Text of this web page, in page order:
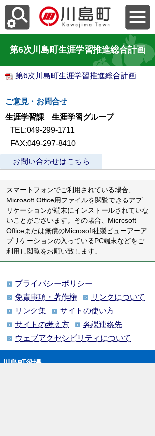
第6次川島町生涯学習推進総合計画
第6次川島町生涯学習推進総合計画
ご意見・お問合せ
生涯学習課 生涯学習グループ
TEL:049-299-1711
FAX:049-297-8410
お問い合わせはこちら
スマートフォンでご利用されている場合、
Microsoft Office用ファイルを閲覧できるアプ
リケーションが端末にインストールされていな
いことがございます。その場合、Microsoft
Officeまたは無償のMicrosoft社製ビューアーア
プリケーションの入っているPC端末などをご
利用し閲覧をお願い致します。
プライバシーポリシー
免責事項・著作権
リンクについて
リンク集
サイトの使い方
サイトの考え方
各課連絡先
ウェブアクセシビリティについて
川島町役場